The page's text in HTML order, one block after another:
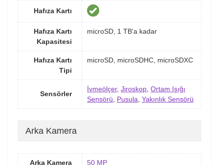
Hafıza Kartı
Hafıza Kartı
Kapasitesi
microSD, 1 TB'a kadar
Hafıza Kartı
Tipi
microSD, microSDHC, microSDXC
Sensörler
İvmeölçer, Jiroskop Ortam Işığı
Sensörü
Pusula Yakınlık Sensörü
Arka Kamera
Arka Kamera
50 MP